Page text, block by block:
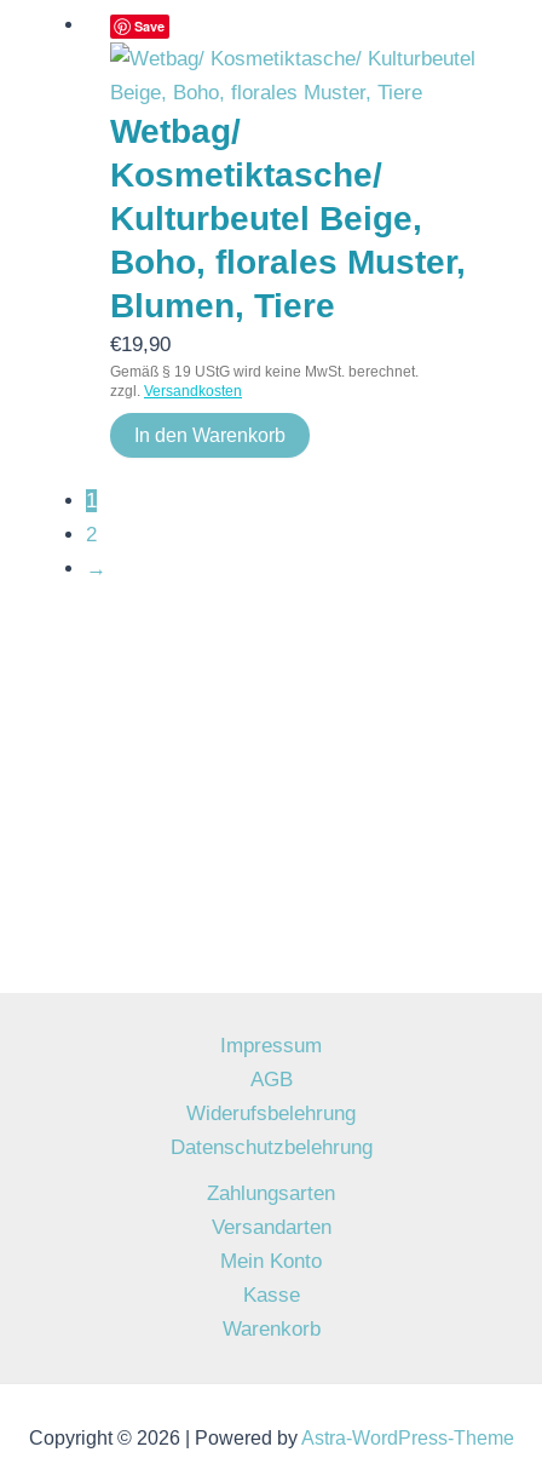
Save
Wetbag/
Kosmetiktasche/
Kulturbeutel Beige,
Boho, florales Muster,
Blumen, Tiere
€19,90
Gemäß § 19 UStG wird keine MwSt. berechnet.
zzgl. Versandkosten
In den Warenkorb
1
2
→
Impressum
AGB
Widerufsbelehrung
Datenschutzbelehrung
Zahlungsarten
Versandarten
Mein Konto
Kasse
Warenkorb
Copyright © 2026 | Powered byAstra-WordPress-Theme